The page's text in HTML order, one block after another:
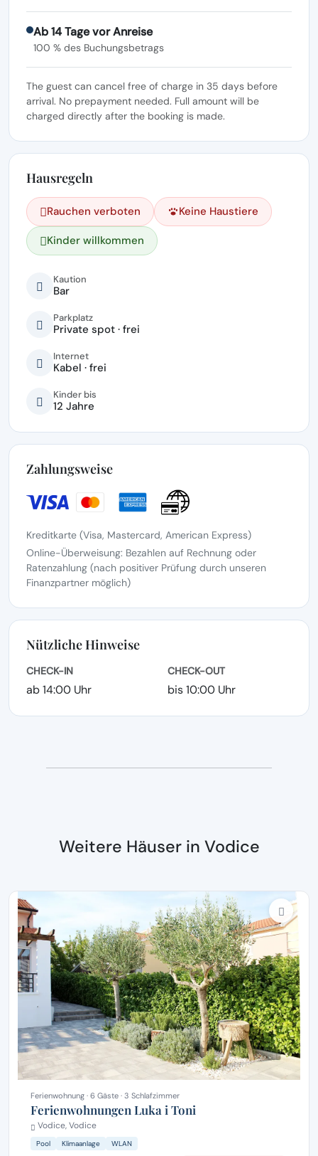
Ab 14 Tage vor Anreise
100 % des Buchungsbetrags
The guest can cancel free of charge in 35 days before
arrival. No prepayment needed. Full amount will be
charged directly after the booking is made.
Hausregeln
Rauchen verboten Keine Haustiere
Kinder willkommen
Kaution
Bar
Parkplatz
Private spot · frei
Internet
Kabel · frei
Kinder bis
12 Jahre
Zahlungsweise
Kreditkarte (Visa, Mastercard, American Express)
Online-Überweisung: Bezahlen auf Rechnung oder
Ratenzahlung (nach positiver Prüfung durch unseren
Finanzpartner möglich)
Nützliche Hinweise
CHECK-IN
ab 14:00 Uhr
CHECK-OUT
bis 10:00 Uhr
Weitere Häuser in Vodice
Ferienwohnung · 6 Gäste · 3 Schlafzimmer
Ferienwohnungen Luka i Toni
Vodice, Vodice
Pool Klimaanlage WLAN